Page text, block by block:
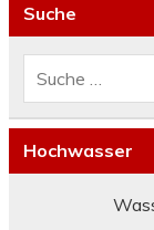
Suche
Hochwasser